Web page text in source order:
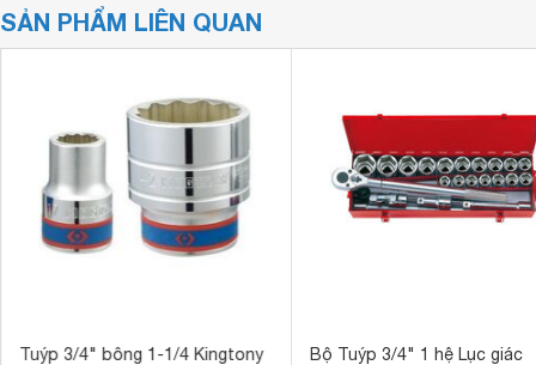
SẢN PHẨM LIÊN QUAN
Tuýp 3/4" bông 1-1/4 Kingtony
Bộ Tuýp 3/4" 1 hệ Lục giác